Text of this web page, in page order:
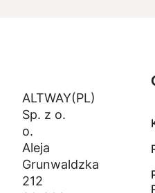
ALTWAY(PL)
Sp. z o.
o.
Aleja
Grunwaldzka
212